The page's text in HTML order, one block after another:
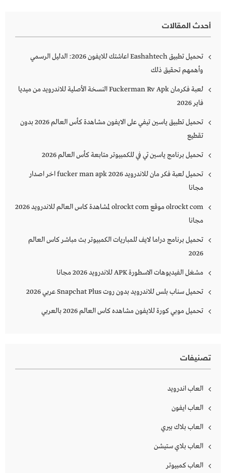
أحدث المقالات
تحميل تطبيق Eashahtech اعاشتك للايفون 2026: الدليل الرسمي
وأهمهم تحقيق ذلك
لعبة فكرمان Fuckerman Rv Apk النسخة الأصلية للاندرويد من ميديا
فاير 2026
تحميل تطبيق ياسين تيفي على الايفون مشاهدة كأس العالم 2026 بدون
تقطيع
تحميل برنامج ياسين تي في للكمبيوتر متابعة كأس العالم 2026
تحميل لعبة فكر مان للاندرويد 2026 fucker man apk اخر اصدار
مجانا
olrockt com موقع olrockt com لمشاهدة كاس العالم للاندرويد 2026
مجانا
تحميل برنامج دراما لايف للمباريات الكمبيوتر بث مباشر كاس العالم
2026
مشغل الفيديوهات الاسطورة APK للاندرويد 2026 مجانا
تحميل سناب بلس للاندرويد بدون روت Snapchat Plus‏ عربي 2026
تحميل موبي كورة للايفون مشاهده كاس العالم 2026 بالعربي
تصنيفات
العاب اندرويد
العاب ايفون
العاب بلاك بيري
العاب بلاي ستيشن
العاب كمبيوتر